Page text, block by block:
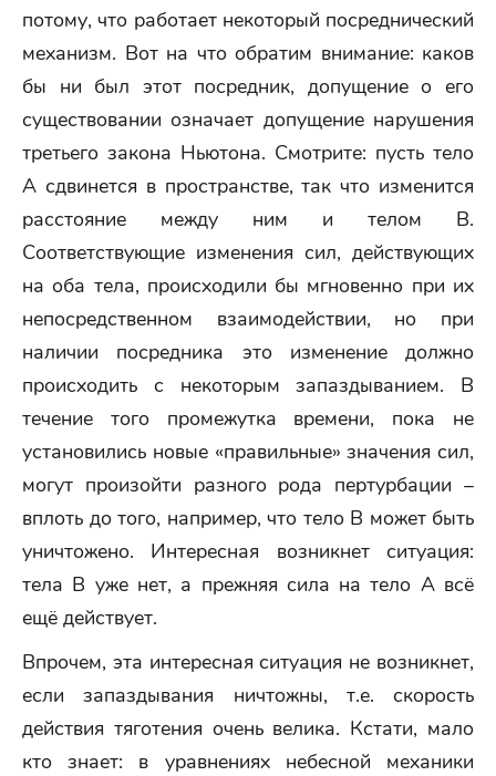
потому, что работает некоторый посреднический
механизм. Вот на что обратим внимание: каков
бы ни был этот посредник, допущение о его
существовании означает допущение нарушения
третьего закона Ньютона. Смотрите: пусть тело
А сдвинется в пространстве, так что изменится
расстояние между ним и телом В.
Соответствующие изменения сил, действующих
на оба тела, происходили бы мгновенно при их
непосредственном взаимодействии, но при
наличии посредника это изменение должно
происходить с некоторым запаздыванием. В
течение того промежутка времени, пока не
установились новые «правильные» значения сил,
могут произойти разного рода пертурбации –
вплоть до того, например, что тело В может быть
уничтожено. Интересная возникнет ситуация:
тела В уже нет, а прежняя сила на тело А всё
ещё действует.
Впрочем, эта интересная ситуация не возникнет,
если запаздывания ничтожны, т.е. скорость
действия тяготения очень велика. Кстати, мало
кто знает: в уравнениях небесной механики